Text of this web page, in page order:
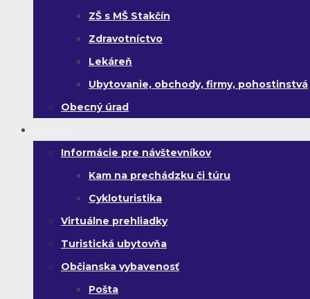
ZŠ s MŠ Stakčín
Zdravotníctvo
Lekáreň
Ubytovanie, obchody, firmy, pohostinstvá
Obecný úrad
Informácie pre návštevníkov
Kam na prechádzku či túru
Cykloturistika
Virtuálne prehliadky
Turistická ubytovňa
Občianska vybavenosť
Pošta